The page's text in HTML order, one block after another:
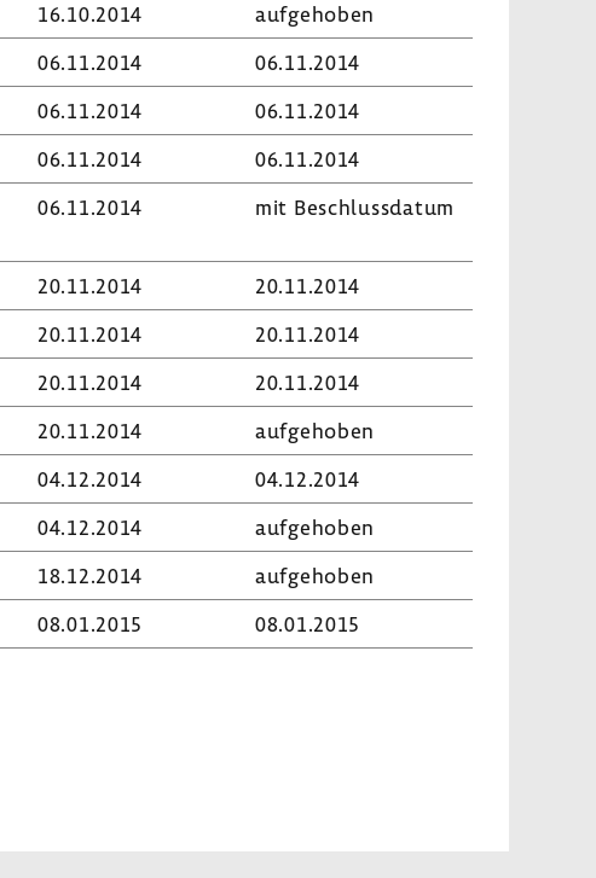
16.10.2014
aufge­hoben
06.11.2014
06.11.2014
06.11.2014
06.11.2014
06.11.2014
06.11.2014
06.11.2014 mit Beschluss­datum
20.11.2014
20.11.2014
20.11.2014
20.11.2014
20.11.2014
20.11.2014
20.11.2014
aufge­hoben
04.12.2014
04.12.2014
04.12.2014
aufge­hoben
18.12.2014
aufge­hoben
08.01.2015 08.01.2015